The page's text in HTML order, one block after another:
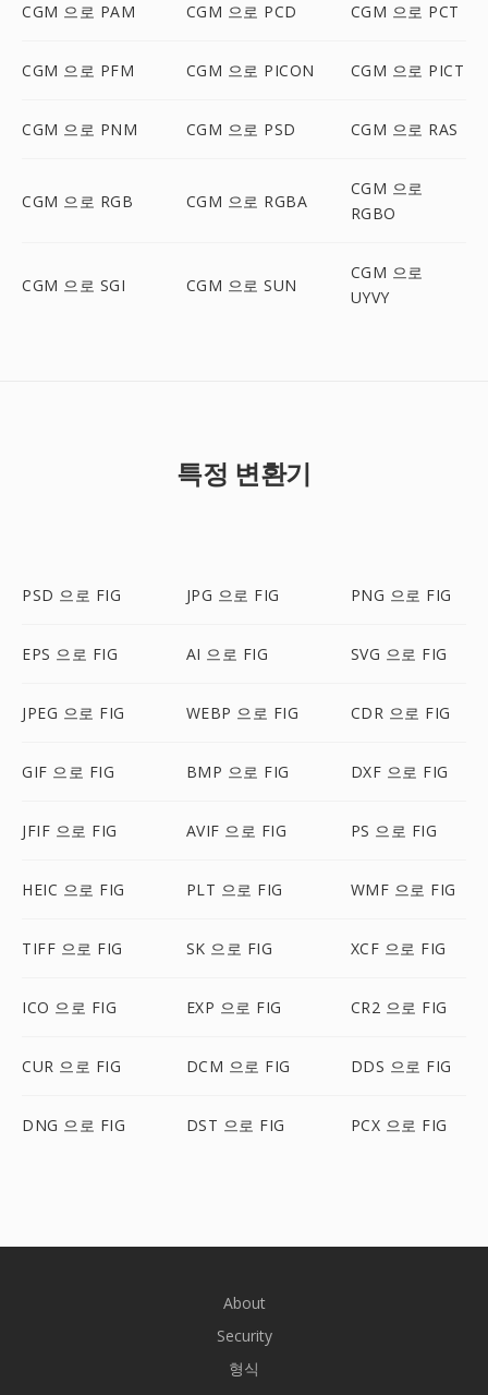
CGM 으로 PAM CGM 으로 PCD CGM 으로 PCT
CGM 으로 PFM CGM 으로 PICON CGM 으로 PICT
CGM 으로 PNM CGM 으로 PSD CGM 으로 RAS
CGM 으로 RGB CGM 으로 RGBA
CGM 으로
RGBO
CGM 으로 SGI CGM 으로 SUN
CGM 으로
UYVY
특정 변환기
PSD 으로 FIG JPG 으로 FIG PNG 으로 FIG
EPS 으로 FIG AI 으로 FIG SVG 으로 FIG
JPEG 으로 FIG WEBP 으로 FIG CDR 으로 FIG
GIF 으로 FIG BMP 으로 FIG DXF 으로 FIG
JFIF 으로 FIG AVIF 으로 FIG PS 으로 FIG
HEIC 으로 FIG PLT 으로 FIG WMF 으로 FIG
TIFF 으로 FIG SK 으로 FIG XCF 으로 FIG
ICO 으로 FIG EXP 으로 FIG CR2 으로 FIG
CUR 으로 FIG DCM 으로 FIG DDS 으로 FIG
DNG 으로 FIG DST 으로 FIG PCX 으로 FIG
About
Security
형식